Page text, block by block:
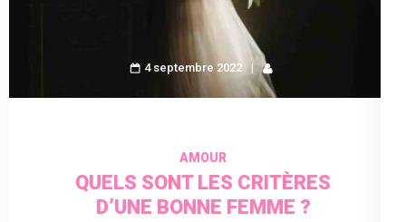
4 septembre 2022
AMOUR
QUELS SONT LES CRITÈRES
D’UNE BONNE FEMME ?